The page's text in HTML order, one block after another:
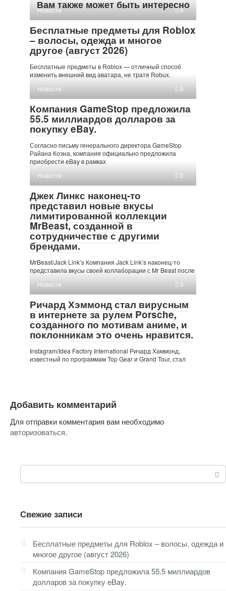
Вам также может быть интересно
Новости 0
Бесплатные предметы для Roblox
– волосы, одежда и многое
другое (август 2026)
Бесплатные предметы в Roblox — отличный способ
изменить внешний вид аватара, не тратя Robux.
Новости
0
Компания GameStop предложила
55.5 миллиардов долларов за
покупку eBay.
Согласно письму генерального директора GameStop
Райана Коэна, компания официально предложила
приобрести eBay в рамках
Новости
0
Джек Линкс наконец-то
представил новые вкусы
лимитированной коллекции
MrBeast, созданной в
сотрудничестве с другими
брендами.
MrBeast/Jack Link’s Компания Jack Link’s наконец-то
представила вкусы своей коллаборации с Mr Beast после
Новости
0
Ричард Хэммонд стал вирусным
в интернете за рулем Porsche,
созданного по мотивам аниме, и
поклонникам это очень нравится.
Instagram/Idea Factory International Ричард Хаммонд,
известный по программам Top Gear и Grand Tour, стал
Добавить комментарий
Для отправки комментария вам необходимо
авторизоваться.
Поиск:
Свежие записи
Бесплатные предметы для Roblox – волосы, одежда и
многое другое (август 2026)
Компания GameStop предложила 55.5 миллиардов
долларов за покупку eBay.